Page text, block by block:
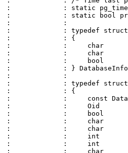
:             : static
:             : static bool
:             :
:             : typedef
:             : {
:             :     char
:             :     char
:             :     bool
:             : }
:             :
:             : typedef
:             : {
:             :     const
:             :     Oid
:             :     bool
:             :     char
:             :     char
:             :     int
:             :     int
:             :     char